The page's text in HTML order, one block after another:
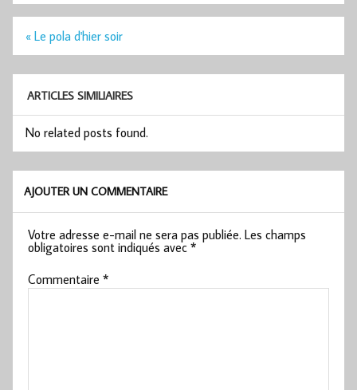
Navigation
« Le pola d'hier soir
ARTICLES SIMILIAIRES
No related posts found.
AJOUTER UN COMMENTAIRE
Votre adresse e-mail ne sera pas publiée. Les champs
obligatoires sont indiqués avec*
Commentaire*